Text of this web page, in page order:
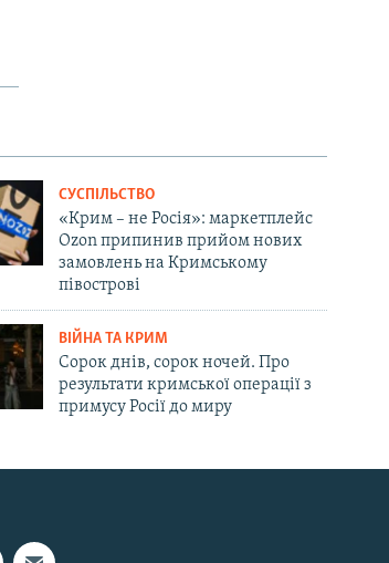
СУСПІЛЬСТВО
«Крим – не Росія»: маркетплейс
Ozon припинив прийом нових
замовлень на Кримському
півострові
ВІЙНА ТА КРИМ
Сорок днів, сорок ночей. Про
результати кримської операції з
примусу Росії до миру